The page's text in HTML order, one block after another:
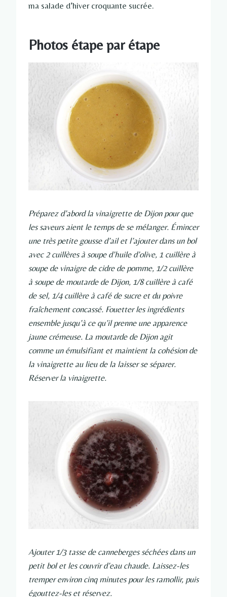
ma salade d’hiver croquante sucrée.
Photos étape par étape
Préparez d’abord la vinaigrette de Dijon pour que
les saveurs aient le temps de se mélanger. Émincer
une très petite gousse d’ail et l’ajouter dans un bol
avec 2 cuillères à soupe d’huile d’olive, 1 cuillère à
soupe de vinaigre de cidre de pomme, 1/2 cuillère
à soupe de moutarde de Dijon, 1/8 cuillère à café
de sel, 1/4 cuillère à café de sucre et du poivre
fraîchement concassé. Fouetter les ingrédients
ensemble jusqu’à ce qu’il prenne une apparence
jaune crémeuse. La moutarde de Dijon agit
comme un émulsifiant et maintient la cohésion de
la vinaigrette au lieu de la laisser se séparer.
Réserver la vinaigrette.
Ajouter 1/3 tasse de canneberges séchées dans un
petit bol et les couvrir d’eau chaude. Laissez-les
tremper environ cinq minutes pour les ramollir, puis
égouttez-les et réservez.